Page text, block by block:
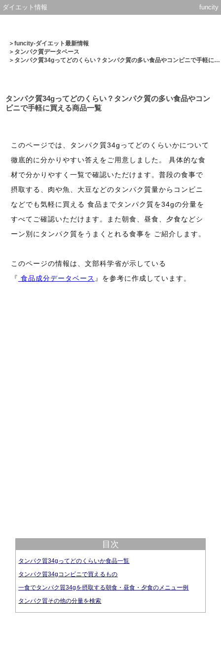
ダイエット情報 funcity
＞funcity-ダイエット最新情報
＞ タンパク質データベース
＞タンパク質34gってどのくらい？タンパク質の多い食品やコンビニで手軽に買える商品一覧
タンパク質34gってどのくらい？タンパク質の多い食品やコン
ビニで手軽に買える商品一覧
このページでは、タンパク質34gってどのくらいかについて
徹底的に分かりやすい答えをご用意しました。 具体的な食
材で分かりやすく一覧で確認いただけます。普段の食事で
摂取する、肉や魚、大豆などのタンパク質量からコンビニ
などでも気軽に買える 食品までタンパク質を34gの分量を
すべてご確認いただけます。また朝食、昼食、夕食などシ
ーン別にタンパク質をうまくとれる食事を ご紹介します。
このページの情報は、文部科学省が示している
『 食品成分データベース 』を参考に作成しています。
目次
タンパク質34gってどのくらいか食品一覧
タンパク質34gコンビニで買えるもの
一食でタンパク質34gを摂取する朝食・昼食・夕食のメニュー例
タンパク質その他の分量を検索